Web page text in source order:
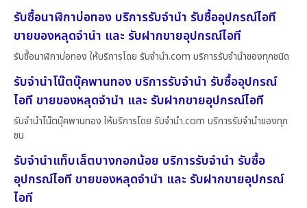
รับซื้อนาฬิกาบ่อทอง บริการรับจำนำ รับซื้ออุปกรณ์ไอที
ขายของหลุดจำนำ และ รับฝากขายอุปกรณ์ไอที
รับซื้อนาฬิกาบ่อทอง ให้บริการโดย รับจํานํา.com บริการรับจำนำของทุกชนิด
รับจำนำโน๊ตบุ๊คพานทอง บริการรับจำนำ รับซื้ออุปกรณ์
ไอที ขายของหลุดจำนำ และ รับฝากขายอุปกรณ์ไอที
รับจำนำโน๊ตบุ๊คพานทอง ให้บริการโดย รับจํานํา.com บริการรับจำนำของทุก
ชน
รับจำนำแท็บเล็ตบางกอกน้อย บริการรับจำนำ รับซื้อ
อุปกรณ์ไอที ขายของหลุดจำนำ และ รับฝากขายอุปกรณ์
ไอที